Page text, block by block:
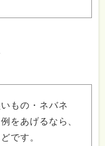
もの・ネバネ
をあげるなら、
です。